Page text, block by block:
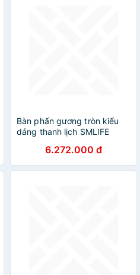
Bàn phấn gương tròn kiểu
dáng thanh lịch SMLIFE
6.272.000 đ